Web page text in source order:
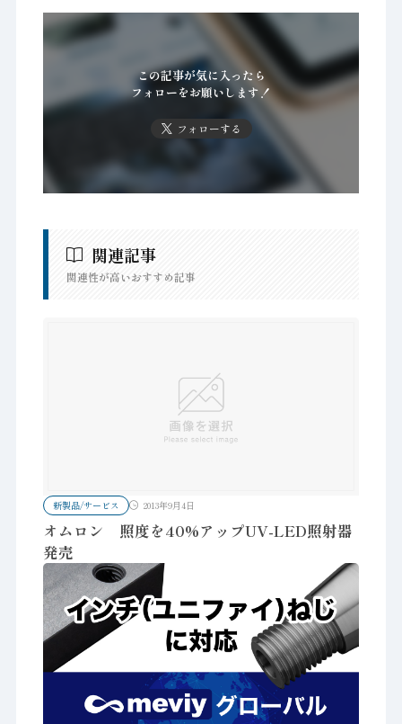
この記事が気に入ったら
フォローをお願いします！
フォローする
関連記事
関連性が高いおすすめ記事
新製品/サービス 2013年9月4日
オムロン 照度を40%アップUV-LED照射器
発売